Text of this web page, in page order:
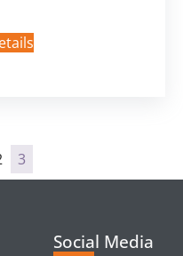
3
Social Media